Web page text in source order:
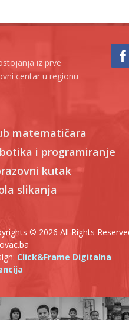
iz prve
centar u regionu
matematičara
i programiranje
kutak
slikanja
© 2026 All Rights
Click&Frame Digitalna